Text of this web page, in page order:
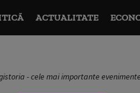
ACTUALITATE
- cele mai importante